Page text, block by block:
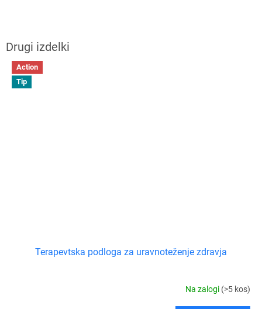
Action
Tip
Terapevtska podloga za uravnoteženje zdravja
Na zalogi (>5 kos)